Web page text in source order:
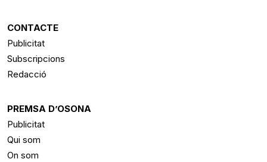
CONTACTE
Publicitat
Subscripcions
Redacció
PREMSA D’OSONA
Publicitat
Qui som
On som